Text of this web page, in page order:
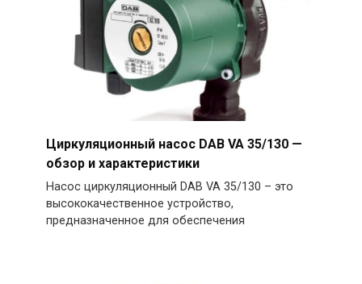
Циркуляционный насос DAB VA 35/130 —
обзор и характеристики
Насос циркуляционный DAB VA 35/130 – это
высококачественное устройство,
предназначенное для обеспечения